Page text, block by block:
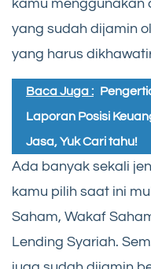
kamu menggunakan
yang sudah dijamin
yang harus
Baca Juga :
Laporan Posisi
Jasa, Yuk Cari tahu!
Ada banyak sekali
kamu pilih saat ini
Saham, Wakaf
Lending Syariah.